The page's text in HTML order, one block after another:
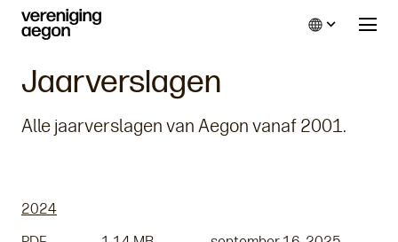
Language
Jaarverslagen
Alle jaarverslagen van Aegon vanaf 2001.
2024